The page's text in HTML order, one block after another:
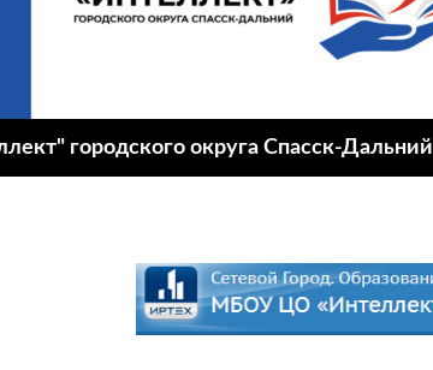
городского округа Спасск-Дальний